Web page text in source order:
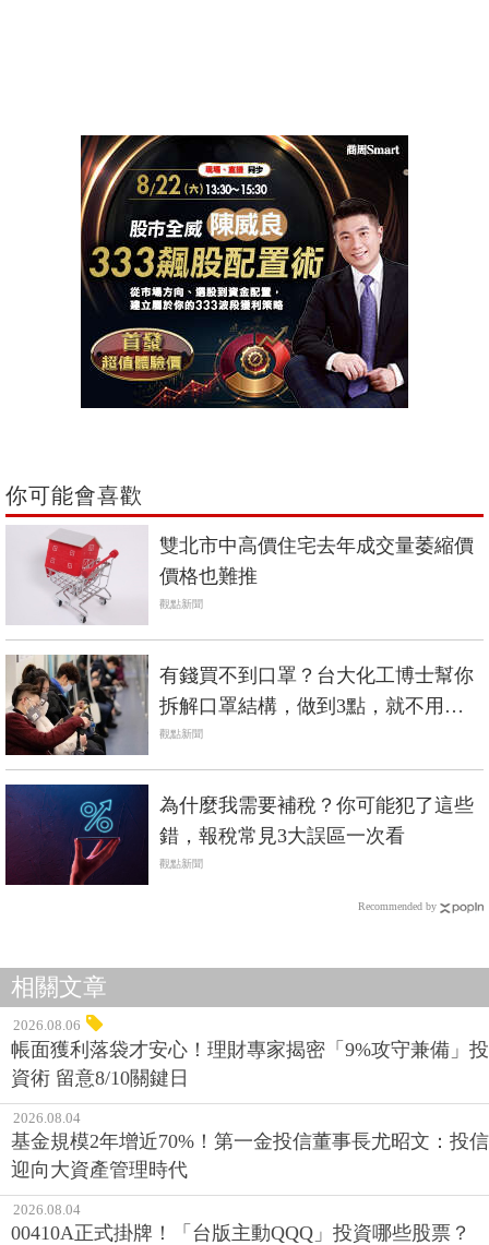
你可能會喜歡
雙北市中高價住宅去年成交量萎縮價
價格也難推
觀點新聞
有錢買不到口罩？台大化工博士幫你
拆解口罩結構，做到3點，就不用每
天換！
觀點新聞
為什麼我需要補稅？你可能犯了這些
錯，報稅常見3大誤區一次看
觀點新聞
Recommended by
相關文章
2026.08.06
帳面獲利落袋才安心！理財專家揭密「9%攻守兼備」投
資術 留意8/10關鍵日
2026.08.04
基金規模2年增近70%！第一金投信董事長尤昭文：投信
迎向大資產管理時代
2026.08.04
00410A正式掛牌！「台版主動QQQ」投資哪些股票？